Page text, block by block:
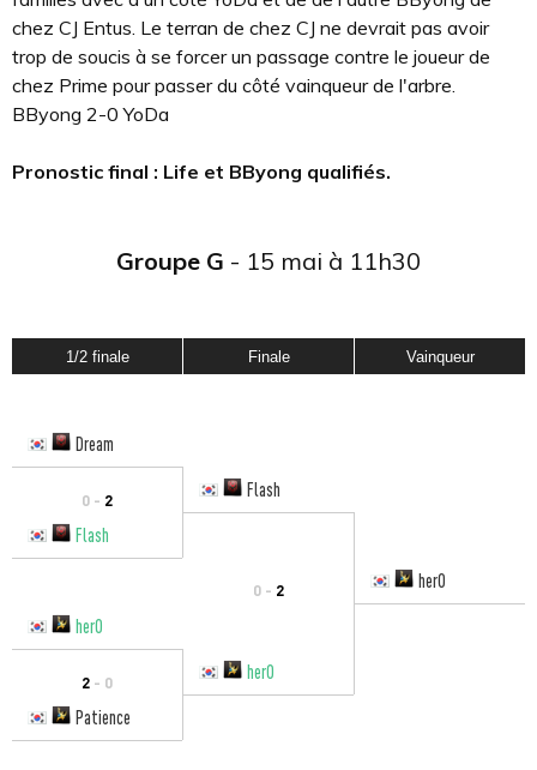
chez CJ Entus. Le terran de chez CJ ne devrait pas avoir
trop de soucis à se forcer un passage contre le joueur de
chez Prime pour passer du côté vainqueur de l'arbre.
BByong 2-0 YoDa
Pronostic final : Life et BByong qualifiés.
Groupe G - 15 mai à 11h30
1/2 finale Finale Vainqueur
Dream
0 - 2
Flash
Flash
0 - 2
herO
herO
2 - 0
herO
Patience